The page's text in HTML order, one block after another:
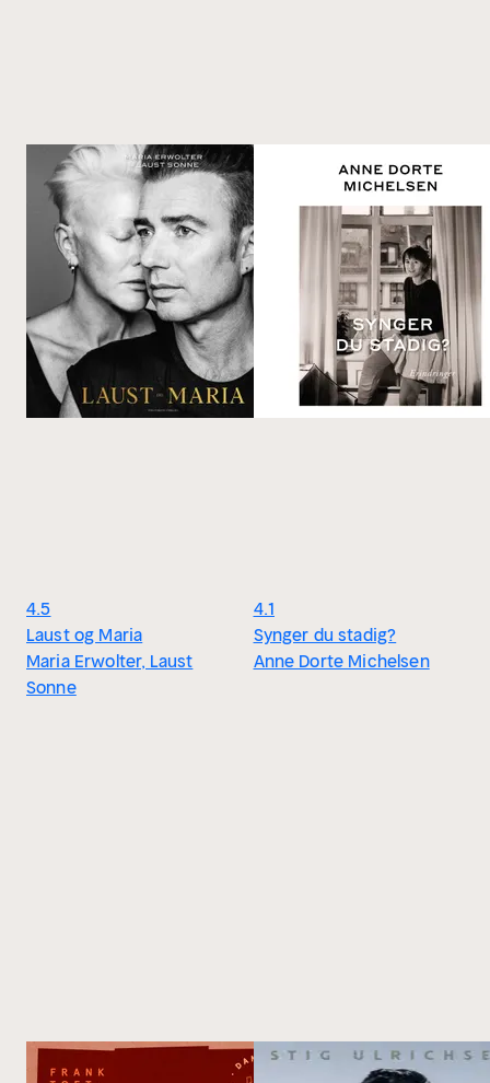
4.5
Laust og Maria
Maria Erwolter, Laust
Sonne
4.1
Synger du stadig?
Anne Dorte Michelsen